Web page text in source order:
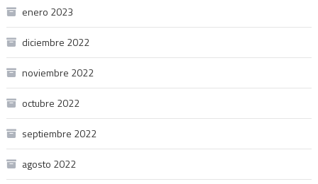
enero 2023
diciembre 2022
noviembre 2022
octubre 2022
septiembre 2022
agosto 2022